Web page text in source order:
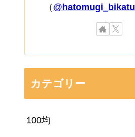
（ @hatomugi_bikatu
カテゴリー
100均